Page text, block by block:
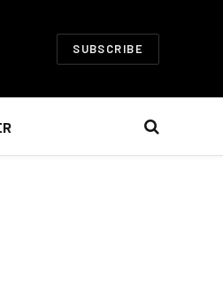
SUBSCRIBE